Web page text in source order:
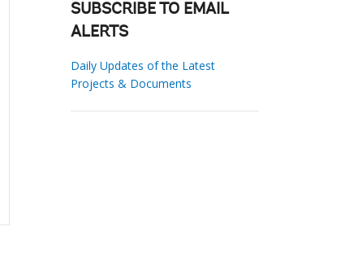
SUBSCRIBE TO EMAIL
ALERTS
Daily Updates of the Latest
Projects & Documents